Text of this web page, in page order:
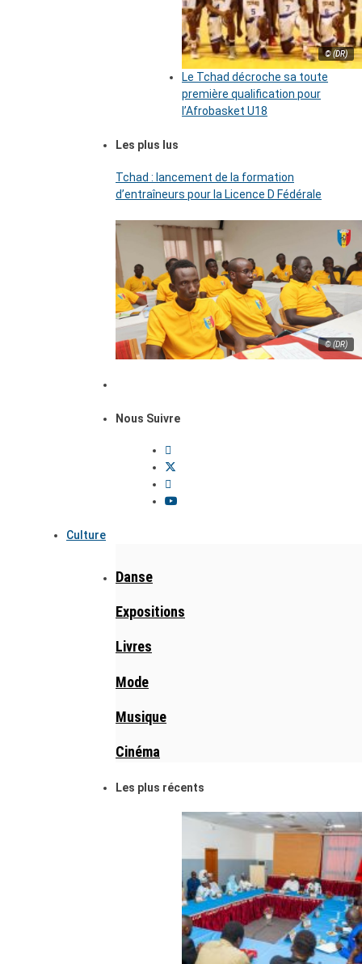
© (DR)
Le Tchad décroche sa toute
première qualification pour
l’Afrobasket U18
Les plus lus
Tchad : lancement de la formation
d’entraîneurs pour la Licence D Fédérale
© (DR)
Nous Suivre
Culture
Danse
Expositions
Livres
Mode
Musique
Cinéma
Les plus récents